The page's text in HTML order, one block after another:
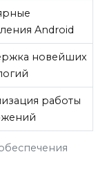
Android
новейших
работы